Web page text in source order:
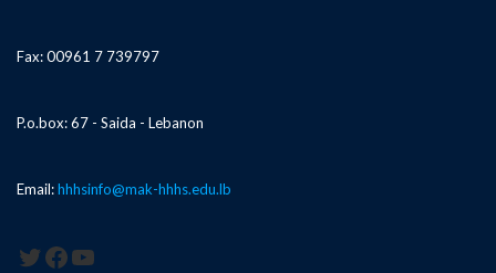
Fax: 00961 7 739797
P.o.box: 67 - Saida - Lebanon
Email:hhhsinfo@mak-hhhs.edu.lb
Twitter
Facebook
YouTube